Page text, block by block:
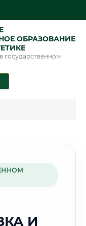
ОБРАЗОВАНИЕ
государственном
И